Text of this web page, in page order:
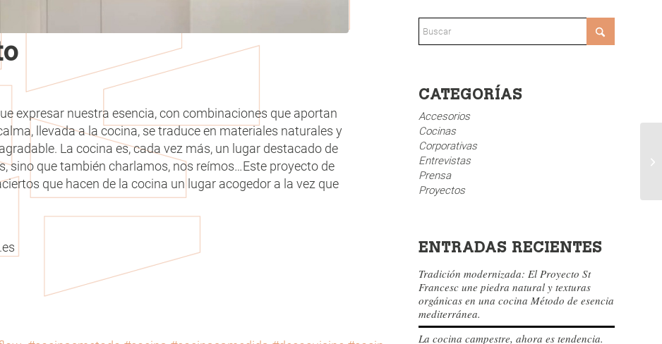
expresar nuestra esencia, con combinaciones que aportan
llevada a la cocina, se traduce en materiales naturales y
La cocina es, cada vez más, un lugar destacado de
sino que también charlamos, nos reímos…Este proyecto de
que hacen de la cocina un lugar acogedor a la vez que
CATEGORÍAS
Accesorios
Cocinas
Corporativas
Entrevistas
Prensa
Proyectos
ENTRADAS RECIENTES
Tradición modernizada: El Proyecto St
Francesc une piedra natural y texturas
orgánicas en una cocina Método de esencia
mediterránea.
La cocina campestre, ahora es tendencia.